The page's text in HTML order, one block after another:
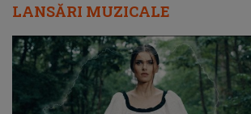
LANSĂRI MUZICALE